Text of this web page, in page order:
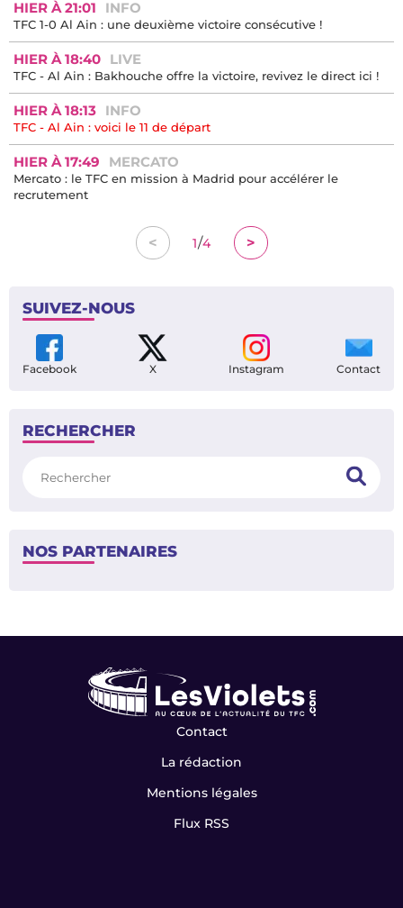
HIER À 21:01 INFO
TFC 1-0 Al Ain : une deuxième victoire consécutive !
HIER À 18:40 LIVE
TFC - Al Ain : Bakhouche offre la victoire, revivez le direct ici !
HIER À 18:13 INFO
TFC - Al Ain : voici le 11 de départ
HIER À 17:49 MERCATO
Mercato : le TFC en mission à Madrid pour accélérer le
recrutement
< 1/4 >
SUIVEZ-NOUS
Facebook X Instagram Contact
RECHERCHER
NOS PARTENAIRES
Contact
La rédaction
Mentions légales
Flux RSS